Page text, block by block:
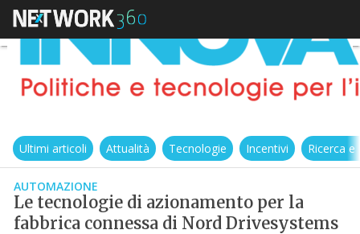
Ultimi articoli Attualità Tecnologie Incentivi Ricerca
AUTOMAZIONE
Le tecnologie di azionamento per la
fabbrica connessa di Nord Drivesystems